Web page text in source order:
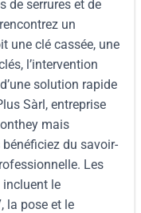
de serrures et de
un
une clé cassée, une
l’intervention
solution rapide
Sàrl, entreprise
mais
du savoir-
Les
incluent le
la pose et le